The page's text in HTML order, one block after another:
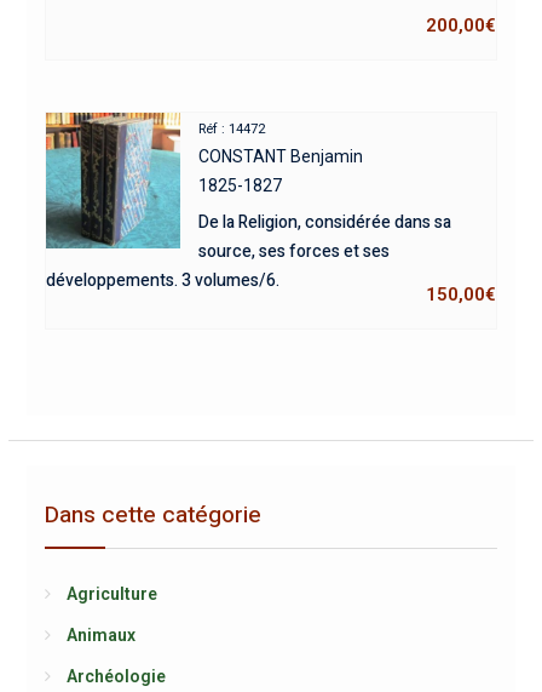
200,00€
Réf : 14472
CONSTANT Benjamin
1825-1827
De la Religion, considérée dans sa
source, ses forces et ses
développements. 3 volumes/6.
150,00€
Dans cette catégorie
Agriculture
Animaux
Archéologie